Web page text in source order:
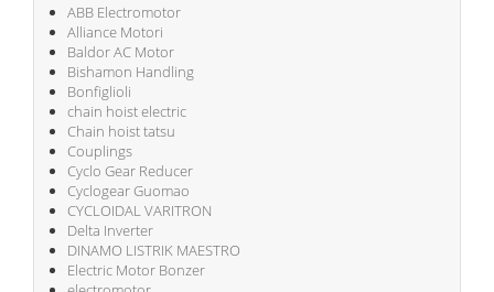
ABB Electromotor
Alliance Motori
Baldor AC Motor
Bishamon Handling
Bonfiglioli
chain hoist electric
Chain hoist tatsu
Couplings
Cyclo Gear Reducer
Cyclogear Guomao
CYCLOIDAL VARITRON
Delta Inverter
DINAMO LISTRIK MAESTRO
Electric Motor Bonzer